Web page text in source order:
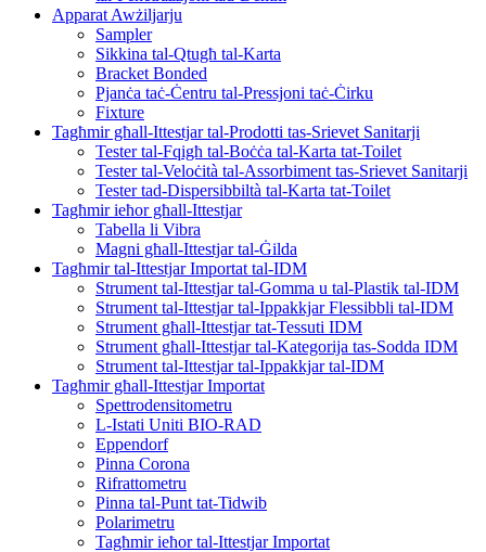
Apparat Awżiljarju
Sampler
Sikkina tal-Qtugħ tal-Karta
Bracket Bonded
Pjanċa taċ-Ċentru tal-Pressjoni taċ-Ċirku
Fixture
Tagħmir għall-Ittestjar tal-Prodotti tas-Srievet Sanitarji
Tester tal-Fqigħ tal-Boċċa tal-Karta tat-Toilet
Tester tal-Veloċità tal-Assorbiment tas-Srievet Sanitarji
Tester tad-Dispersibbiltà tal-Karta tat-Toilet
Tagħmir ieħor għall-Ittestjar
Tabella li Vibra
Magni għall-Ittestjar tal-Ġilda
Tagħmir tal-Ittestjar Importat tal-IDM
Strument tal-Ittestjar tal-Gomma u tal-Plastik tal-IDM
Strument tal-Ittestjar tal-Ippakkjar Flessibbli tal-IDM
Strument għall-Ittestjar tat-Tessuti IDM
Strument għall-Ittestjar tal-Kategorija tas-Sodda IDM
Strument tal-Ittestjar tal-Ippakkjar tal-IDM
Tagħmir għall-Ittestjar Importat
Spettrodensitometru
L-Istati Uniti BIO-RAD
Eppendorf
Pinna Corona
Rifrattometru
Pinna tal-Punt tat-Tidwib
Polarimetru
Tagħmir ieħor tal-Ittestjar Importat